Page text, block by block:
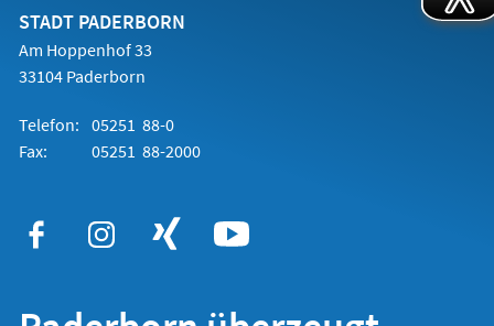
STADT PADERBORN
Am Hoppenhof 33
33104 Paderborn
Telefon: 05251 88-0
Fax:
05251 88-2000